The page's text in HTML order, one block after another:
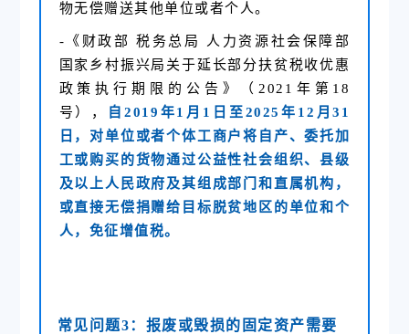
物无偿赠送其他单位或者个人。
-《财政部 税务总局 人力资源社会保障部
国家乡村振兴局关于延长部分扶贫税收优惠
政策执行期限的公告》（2021年第18
号），
自2019年1月1日至2025年12月31
日，对单位或者个体工商户将自产、委托加
工或购买的货物通过公益性社会组织、县级
及以上人民政府及其组成部门和直属机构，
或直接无偿捐赠给目标脱贫地区的单位和个
人，免征增值税。
常见问题3： 报废或毁损的固定资产需要